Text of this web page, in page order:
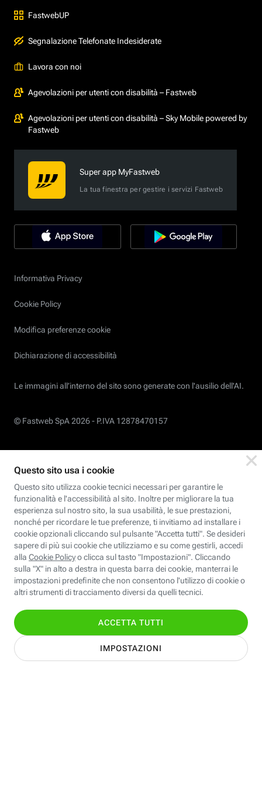
FastwebUP
Segnalazione Telefonate Indesiderate
Lavora con noi
Agevolazioni per utenti con disabilità – Fastweb
Agevolazioni per utenti con disabilità – Sky Mobile powered by
Fastweb
Super app MyFastweb
La tua finestra per gestire i servizi Fastweb
Informativa Privacy
Cookie Policy
Modifica preferenze cookie
Dichiarazione di accessibilità
Le immagini all’interno del sito sono generate con l'ausilio dell'AI.
© Fastweb SpA 2026 - P.IVA 12878470157